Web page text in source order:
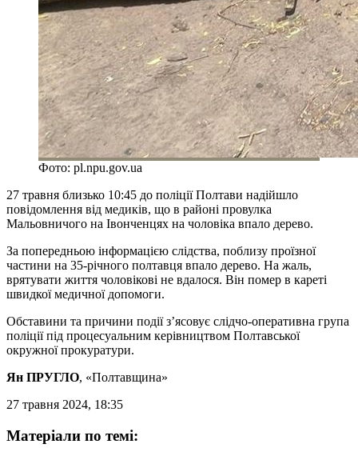
Фото: pl.npu.gov.ua
27 травня близько 10:45 до поліції Полтави надійшло
повідомлення від медиків, що в районі провулка
Мальовничого на Івонченцях на чоловіка впало дерево.
За попередньою інформацією слідства, поблизу проїзної
частини на 35-річного полтавця впало дерево. На жаль,
врятувати життя чоловікові не вдалося. Він помер в кареті
швидкої медичної допомоги.
Обставини та причини події з’ясовує слідчо-оперативна група
поліції під процесуальним керівництвом Полтавської
окружної прокуратури.
Ян ПРУГЛО, «Полтавщина»
27 травня 2024, 18:35
Матеріали по темі: